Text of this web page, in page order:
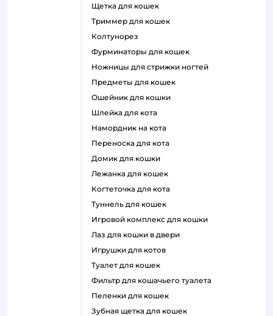
щетка для кошек
триммер для кошек
колтунорез
фурминаторы для кошек
ножницы для стрижки ногтей
предметы для кошек
ошейник для кошки
шлейка для кота
намордник на кота
переноска для кота
домик для кошки
лежанка для кошек
когтеточка для кота
туннель для кошек
игровой комплекс для кошки
лаз для кошки в двери
игрушки для котов
туалет для кошек
фильтр для кошачьего туалета
пеленки для кошек
зубная щетка для кошек